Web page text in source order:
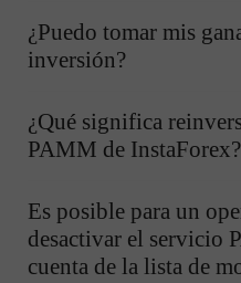
¿Puedo tomar mis
inversión?
¿Qué significa
PAMM de InstaForex?
Es posible para un
desactivar el servicio
cuenta de la lista de